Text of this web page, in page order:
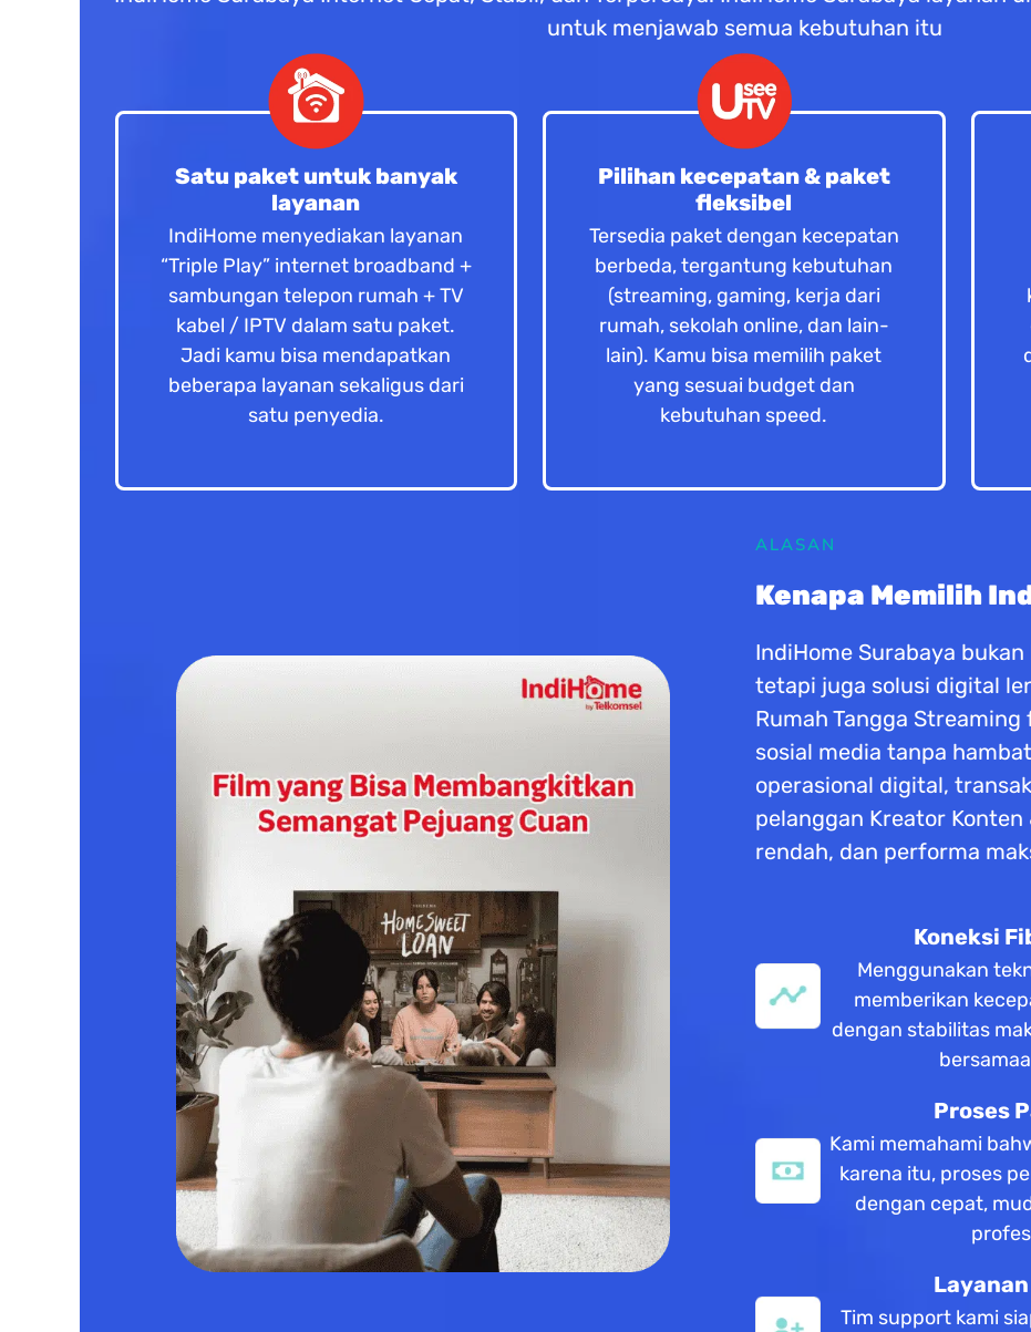
untuk menjawab semua kebutuhan itu
Satu paket untuk banyak
layanan
IndiHome menyediakan layanan
“Triple Play” internet broadband +
sambungan telepon rumah + TV
kabel / IPTV dalam satu paket.
Jadi kamu bisa mendapatkan
beberapa layanan sekaligus dari
satu penyedia.
Pilihan kecepatan & paket
fleksibel
Tersedia paket dengan kecepatan
berbeda, tergantung kebutuhan
(streaming, gaming, kerja dari
rumah, sekolah online, dan lain-
lain). Kamu bisa memilih paket
yang sesuai budget dan
kebutuhan speed.
ALASAN
Kenapa Memilih
IndiHome Surabaya
tetapi juga solusi digital
Rumah Tangga Streaming
sosial media tanpa
operasional digital,
pelanggan Kreator
rendah, dan performa
Koneksi
Menggunakan
memberikan
dengan stabilitas
Proses
Kami memahami
karena itu, proses
dengan cepat,
Tim support kami